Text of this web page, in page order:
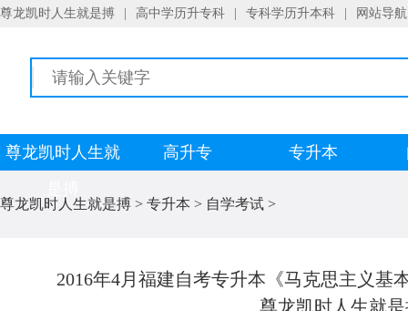
尊龙凯时人生就是搏 高中学历升专科 专科学历升本科 网站导航
尊龙凯时人生就
高升专 专升本
尊龙凯时人生就是搏 > 专升本 > 自学考试 >
2016年4月福建自考专升本《马克思主义基
尊龙凯时人生就